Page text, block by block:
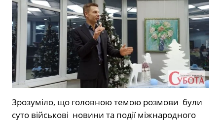
Зрозуміло, що головною темою розмови були
суто військові новини та події міжнародного